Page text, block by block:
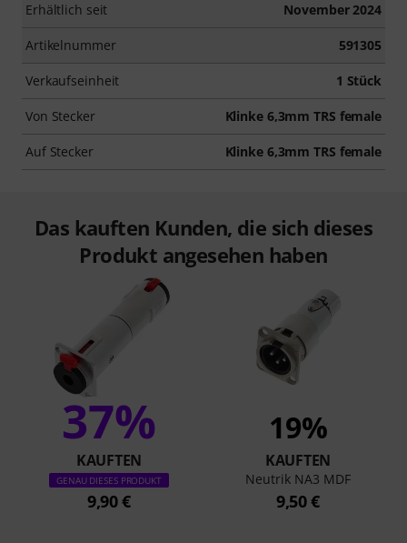
Erhältlich seit November 2024
Artikelnummer 591305
Verkaufseinheit 1 Stück
Von Stecker Klinke 6,3mm TRS female
Auf Stecker Klinke 6,3mm TRS female
Das kauften Kunden, die sich dieses
Produkt angesehen haben
37%
KAUFTEN
GENAU DIESES PRODUKT
9,90 €
19%
KAUFTEN
Neutrik NA3 MDF
9,50 €